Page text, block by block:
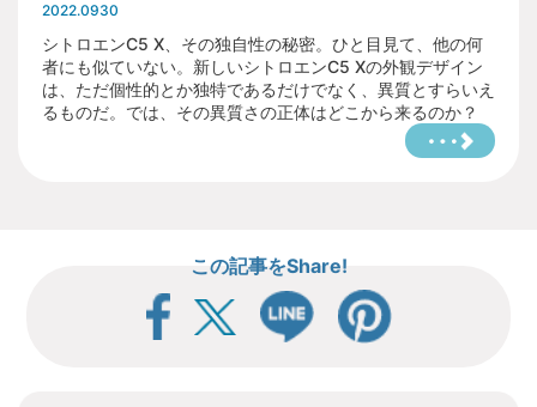
｢Citroën Marche｣の出店資格には下記条件が必要となり
ます。
(1)企画主旨より、シトロエンオーナーであり当日シトロ
エン車でご来場いただける方。
(2) 事前応募のうえ、主催者が定める方法で参加が確定さ
れた方。
｢Citroën Marche｣の出店料は無料です。売り上げに対す
｢Citroën Marche｣は、参加希望者が多数想定されるた
め、参加者の確定は先着順により決定します。
先着順でのご応募により参加者を決定します。応募時に
no-reply@citroen.co.jpから申込フォーム上で入力いた
だいたメールアドレス宛に送付する、参加確定メールを
2022.0930
シトロエンC5 X、その独自性の秘密。ひと目見て、他の何
者にも似ていない。新しいシトロエンC5 Xの外観デザイン
は、ただ個性的とか独特であるだけでなく、異質とすらいえ
るものだ。では、その異質さの正体はどこから来るのか？
この記事をShare!